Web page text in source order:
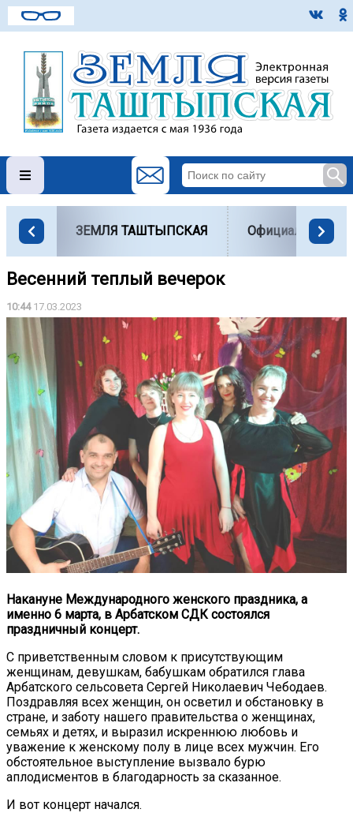
ЗЕМЛЯ ТАШТЫПСКАЯ Официально
Весенний теплый вечерок
10:4417.03.2023
Накануне Международного женского праздника, а
именно 6 марта, в Арбатском СДК состоялся
праздничный концерт.
С приветственным словом к присутствующим
женщинам, девушкам, бабушкам обратился глава
Арбатского сельсовета Сергей Николаевич Чебодаев.
Поздравляя всех женщин, он осветил и обстановку в
стране, и заботу нашего правительства о женщинах,
семьях и детях, и выразил искреннюю любовь и
уважение к женскому полу в лице всех мужчин. Его
обстоятельное выступление вызвало бурю
аплодисментов в благодарность за сказанное.
И вот концерт начался.